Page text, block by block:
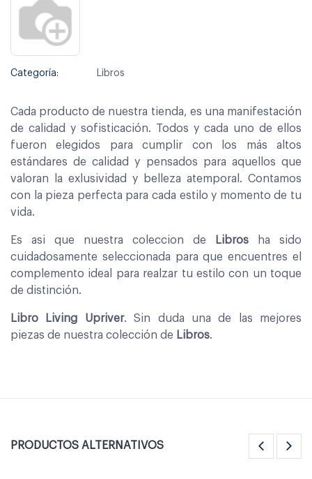
Categoría: Libros
Cada producto de nuestra tienda, es una manifestación
de calidad y sofisticación. Todos y cada uno de ellos
fueron elegidos para cumplir con los más altos
estándares de calidad y pensados para aquellos que
valoran la exlusividad y belleza atemporal. Contamos
con la pieza perfecta para cada estilo y momento de tu
vida.
Es asi que nuestra coleccion de Libros ha sido
cuidadosamente seleccionada para que encuentres el
complemento ideal para realzar tu estilo con un toque
de distinción.
Libro Living Upriver. Sin duda una de las mejores
piezas de nuestra colección de Libros.
PRODUCTOS ALTERNATIVOS